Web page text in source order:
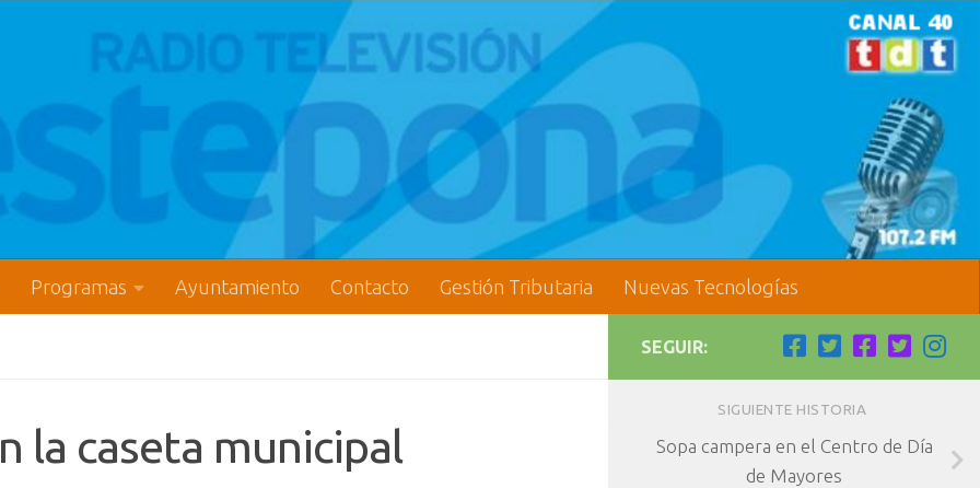
Programas Ayuntamiento Contacto Gestión Tributaria Nuevas Tecnologías
la caseta municipal
SEGUIR:
SIGUIENTE HISTORIA
Sopa campera en el Centro de Día
de Mayores